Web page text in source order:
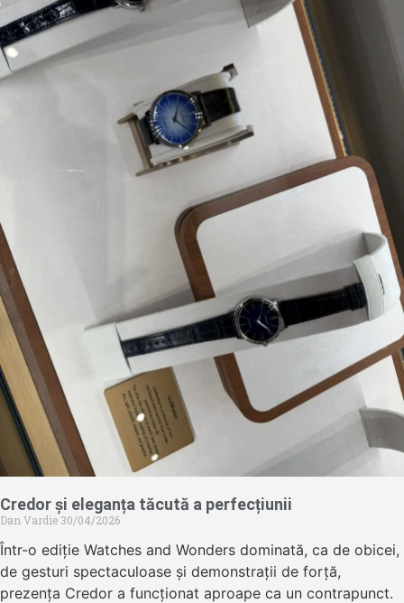
Credor și eleganța tăcută a perfecțiunii
Dan Vardie 30/04/2026
Într-o ediție Watches and Wonders dominată, ca de obicei,
de gesturi spectaculoase și demonstrații de forță,
prezența Credor a funcționat aproape ca un contrapunct.